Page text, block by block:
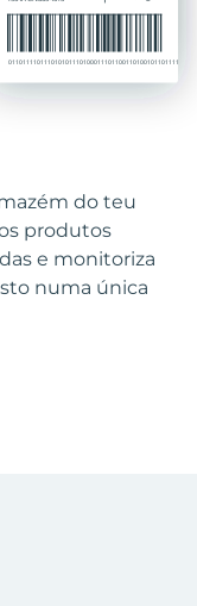
do teu
produtos
e monitoriza
numa única